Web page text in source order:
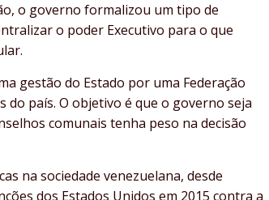
o governo formalizou um tipo de
o poder Executivo para o que
gestão do Estado por uma Federação
país. O objetivo é que o governo seja
comunais tenha peso na decisão
na sociedade venezuelana, desde
dos Estados Unidos em 2015 contra a